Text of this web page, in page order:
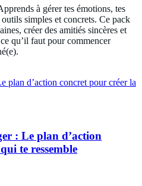
à gérer tes émotions, tes
simples et concrets. Ce pack
créer des amitiés sincères et
qu’il faut pour commencer
: Le plan d’action
te ressemble